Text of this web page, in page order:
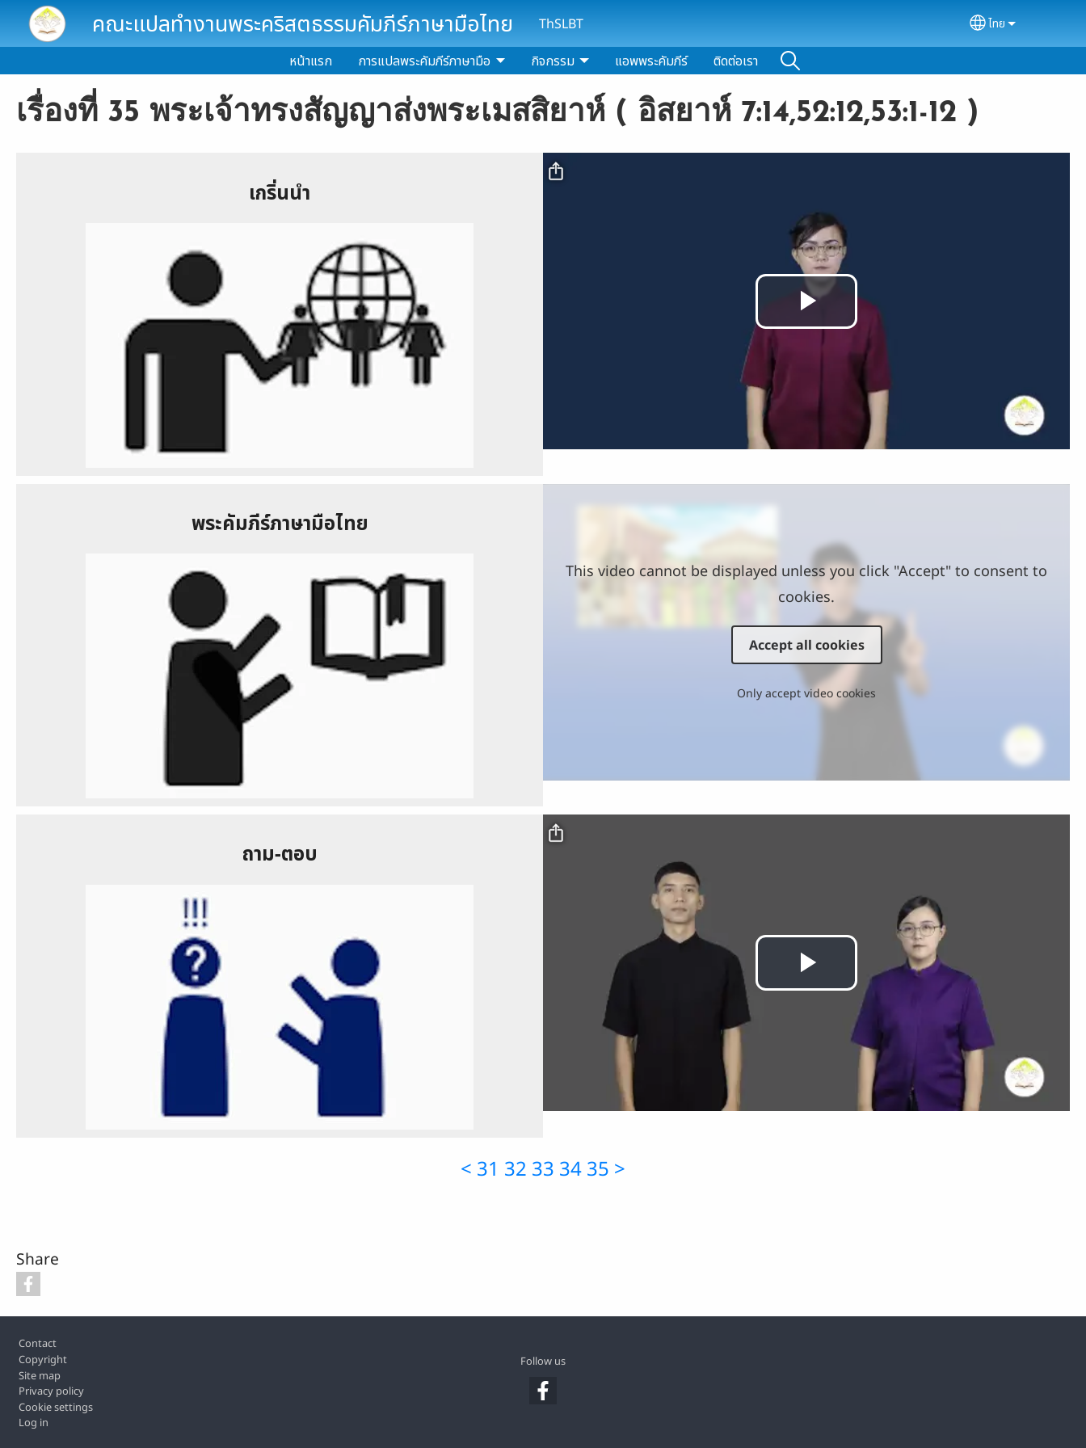
Skip to main contentคณะแปลทำงานพระคริสตธรรมคัมภีร์ภาษามือไทย ThSLBT Select your
ไทย
หน้าแรก การแปลพระคัมภีร์ภาษามือ กิจกรรม แอพพระคัมภีร์ ติดต่อเรา
เรื่องที่ 35 พระเจ้าทรงสัญญาส่งพระเมสสิยาห์ ( อิสยาห์ 7:14,52:12,53:1-12 )
เกริ่นนำ
Video file
Play
Video
พระคัมภีร์ภาษามือไทย
This video cannot be displayed unless you click "Accept" to consent to
cookies.
Accept all cookies
Only accept video cookies
ถาม-ตอบ
Video file
Play
Video
< 31 32 33 34 35 >
Share
Contact
Copyright
Site map
Privacy policy
Cookie settings
Log in
Follow us